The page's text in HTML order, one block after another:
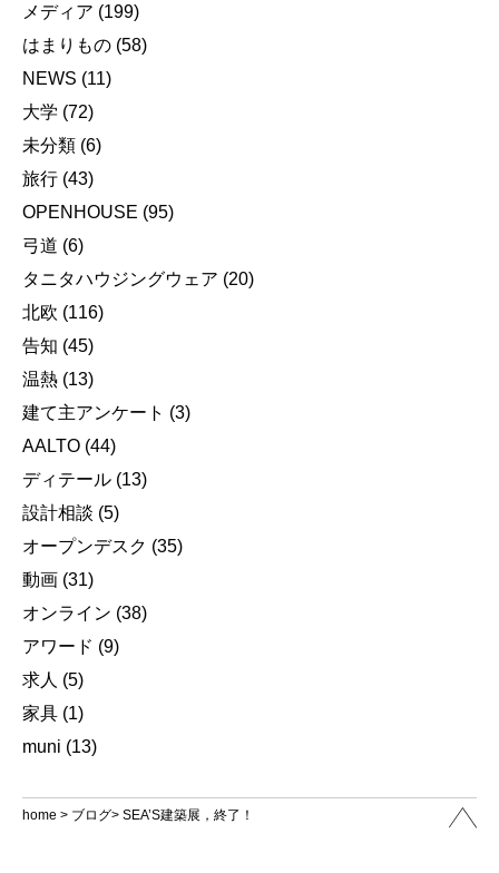
メディア (199)
はまりもの (58)
NEWS (11)
大学 (72)
未分類 (6)
旅行 (43)
OPENHOUSE (95)
弓道 (6)
タニタハウジングウェア (20)
北欧 (116)
告知 (45)
温熱 (13)
建て主アンケート (3)
AALTO (44)
ディテール (13)
設計相談 (5)
オープンデスク (35)
動画 (31)
オンライン (38)
アワード (9)
求人 (5)
家具 (1)
muni (13)
home > ブログ> SEA’S建築展，終了！